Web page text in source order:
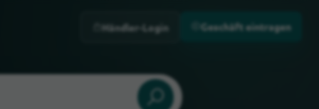
Händler-Login Geschäft eintragen